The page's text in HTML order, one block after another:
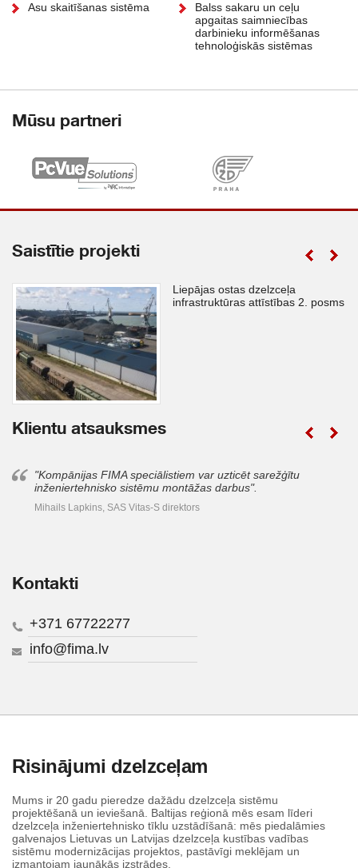
Asu skaitīšanas sistēma
Balss sakaru un ceļu
apgaitas saimniecības
darbinieku informēšanas
tehnoloģiskās sistēmas
Mūsu partneri
Saistītie projekti
Liepājas ostas dzelzceļa
infrastruktūras attīstības 2. posms
Klientu atsauksmes
"Kompānijas FIMA speciālistiem var uzticēt sarežģītu
inženiertehnisko sistēmu montāžas darbus".
Mihails Lapkins, SAS Vitas-S direktors
Kontakti
+371 67722277
info@fima.lv
Risinājumi dzelzceļam
Mums ir 20 gadu pieredze dažādu dzelzceļa sistēmu
projektēšanā un ieviešanā. Baltijas reģionā mēs esam līderi
dzelzceļa inženiertehnisko tīklu uzstādīšanā: mēs piedalāmies
galvenajos Lietuvas un Latvijas dzelzceļa kustības vadības
sistēmu modernizācijas projektos, pastāvīgi meklējam un
izmantojam jaunākās izstrādes.